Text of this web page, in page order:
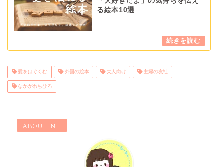
る絵本10選
愛をはぐくむ 外国の絵本 大人向け 主婦の友社
なかがわちひろ
ABOUT ME